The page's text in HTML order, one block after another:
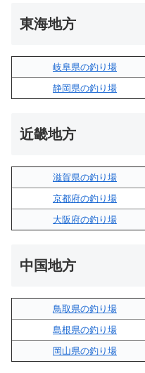
東海地方
岐阜県の釣り場
静岡県の釣り場
近畿地方
滋賀県の釣り場
京都府の釣り場
大阪府の釣り場
中国地方
鳥取県の釣り場
島根県の釣り場
岡山県の釣り場